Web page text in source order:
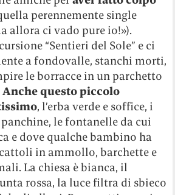
perennemente single
allora ci vado pure io!»).
“Sentieri del Sole” e ci
a fondovalle, stanchi morti,
le borracce in un parchetto
Anche questo piccolo
, l’erba verde e soffice, i
le fontanelle da cui
e dove qualche bambino ha
in ammollo, barchette e
La chiesa è bianca, il
rossa, la luce filtra di sbieco